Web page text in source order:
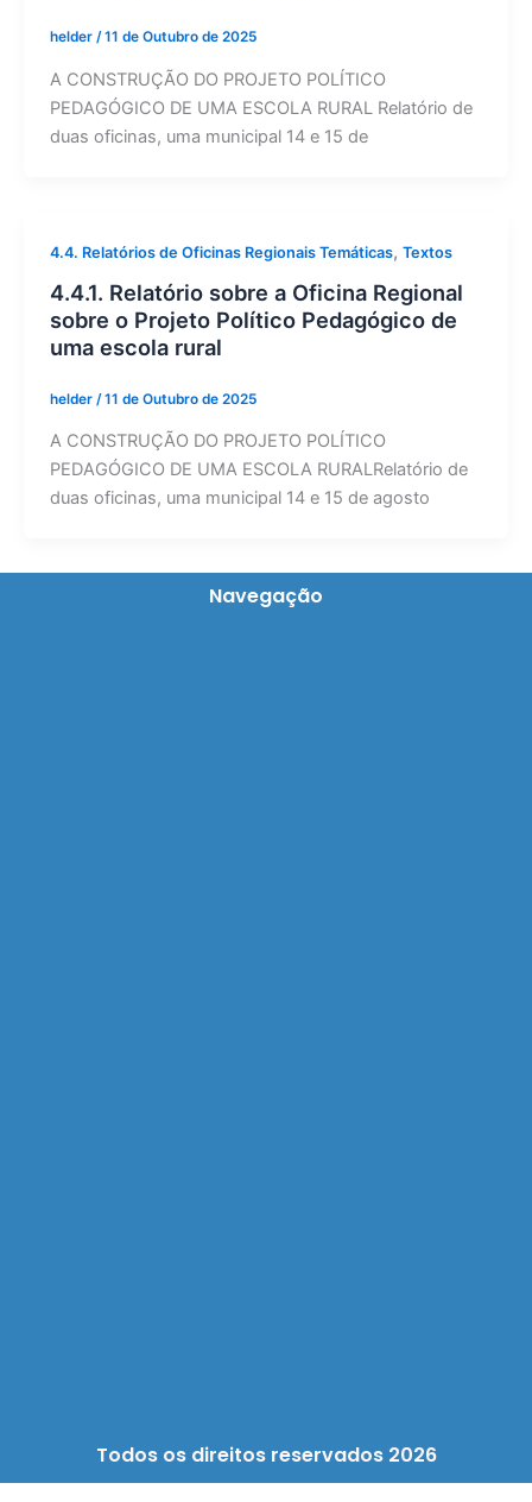
helder /11 de Outubro de 2025
A CONSTRUÇÃO DO PROJETO POLÍTICO
PEDAGÓGICO DE UMA ESCOLA RURAL Relatório de
duas oficinas, uma municipal 14 e 15 de
4.4. Relatórios de Oficinas Regionais Temáticas, Textos
4.4.1. Relatório sobre a Oficina Regional
sobre o Projeto Político Pedagógico de
uma escola rural
helder /11 de Outubro de 2025
A CONSTRUÇÃO DO PROJETO POLÍTICO
PEDAGÓGICO DE UMA ESCOLA RURALRelatório de
duas oficinas, uma municipal 14 e 15 de agosto
Navegação
Todos os direitos reservados 2026